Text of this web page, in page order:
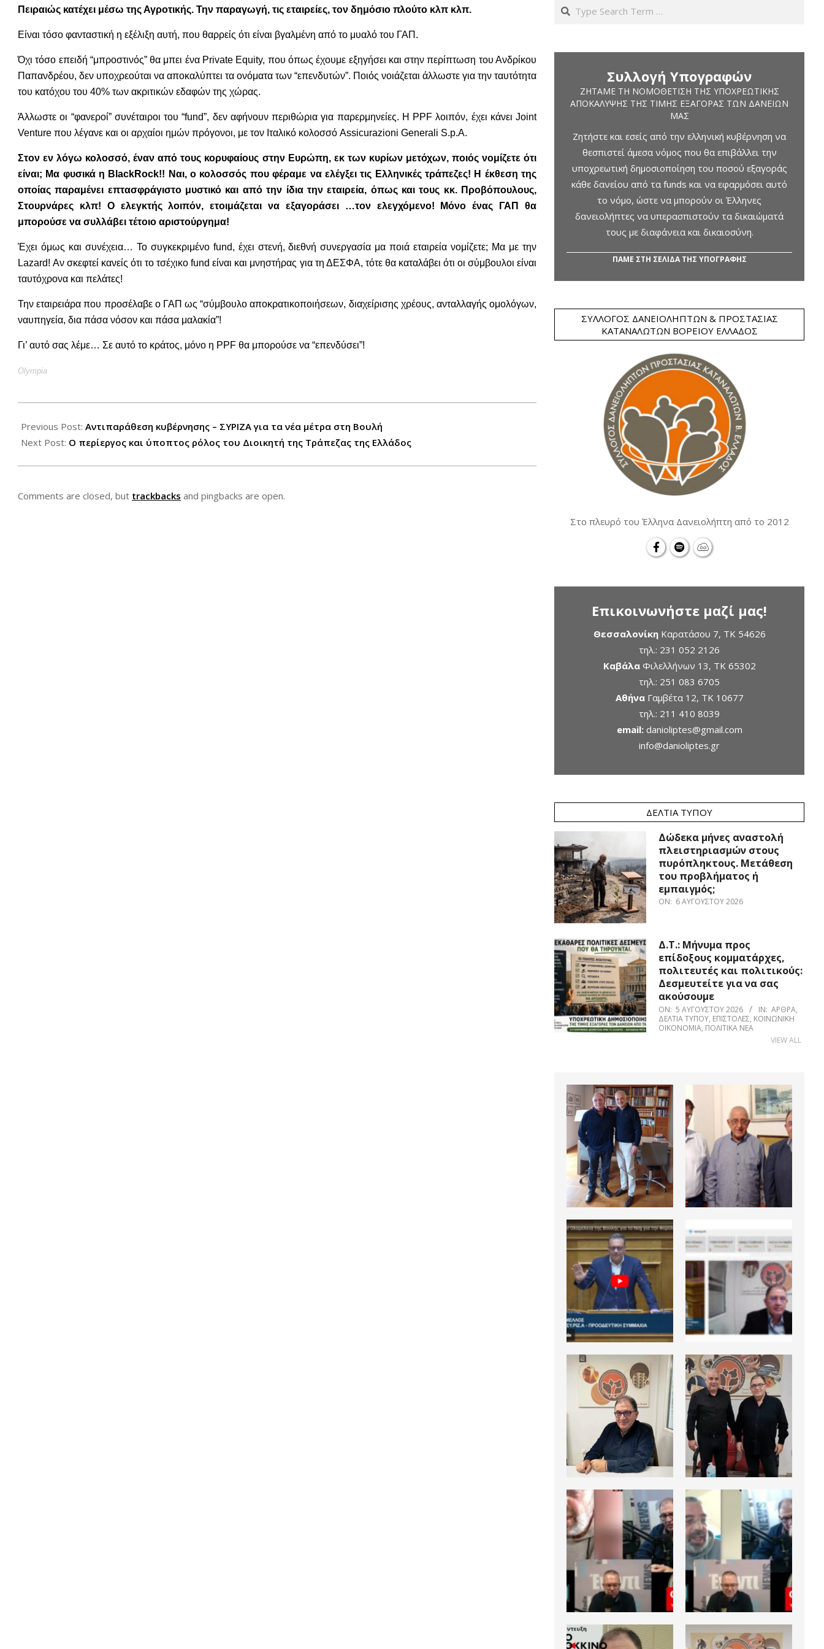
Πειραιώς κατέχει μέσω της Αγροτικής. Την παραγωγή, τις εταιρείες, τον δημόσιο πλούτο κλπ κλπ.
Είναι τόσο φανταστική η εξέλιξη αυτή, που θαρρείς ότι είναι βγαλμένη από το μυαλό του ΓΑΠ.
Όχι τόσο επειδή “μπροστινός” θα μπει ένα Private Equity, που όπως έχουμε εξηγήσει και στην περίπτωση του Ανδρίκου
Παπανδρέου, δεν υποχρεούται να αποκαλύπτει τα ονόματα των “επενδυτών”. Ποιός νοιάζεται άλλωστε για την ταυτότητα
του κατόχου του 40% των ακριτικών εδαφών της χώρας.
Άλλωστε οι “φανεροί” συνέταιροι του “fund”, δεν αφήνουν περιθώρια για παρερμηνείες. Η PPF λοιπόν, έχει κάνει Joint
Venture που λέγανε και οι αρχαίοι ημών πρόγονοι, με τον Ιταλικό κολοσσό Assicurazioni Generali S.p.A.
Στον εν λόγω κολοσσό, έναν από τους κορυφαίους στην Ευρώπη, εκ των κυρίων μετόχων, ποιός νομίζετε ότι
είναι; Μα φυσικά η BlackRock!! Ναι, ο κολοσσός που φέραμε να ελέγξει τις Ελληνικές τράπεζες! Η έκθεση της
οποίας παραμένει επτασφράγιστο μυστικό και από την ίδια την εταιρεία, όπως και τους κκ. Προβόπουλους,
Στουρνάρες κλπ! Ο ελεγκτής λοιπόν, ετοιμάζεται να εξαγοράσει …τον ελεγχόμενο! Μόνο ένας ΓΑΠ θα
μπορούσε να συλλάβει τέτοιο αριστούργημα!
Έχει όμως και συνέχεια… Το συγκεκριμένο fund, έχει στενή, διεθνή συνεργασία μα ποιά εταιρεία νομίζετε; Μα με την
Lazard! Αν σκεφτεί κανείς ότι το τσέχικο fund είναι και μνηστήρας για τη ΔΕΣΦΑ, τότε θα καταλάβει ότι οι σύμβουλοι είναι
ταυτόχρονα και πελάτες!
Την εταιρειάρα που προσέλαβε ο ΓΑΠ ως “σύμβουλο αποκρατικοποιήσεων, διαχείρισης χρέους, ανταλλαγής ομολόγων,
ναυπηγεία, δια πάσα νόσον και πάσα μαλακία”!
Γι’ αυτό σας λέμε… Σε αυτό το κράτος, μόνο η PPF θα μπορούσε να “επενδύσει”!
Olympia
11-
06
Previous Post: Αντιπαράθεση κυβέρνησης – ΣΥΡΙΖΑ για τα νέα μέτρα στη Βουλή
Next Post: Ο περίεργος και ύποπτος ρόλος του Διοικητή της Τράπεζας της Ελλάδος
Comments are closed, but trackbacks and pingbacks are open.
Search
Συλλογή Υπογραφών
ΖΗΤΆΜΕ ΤΗ ΝΟΜΟΘΈΤΙΣΗ ΤΗΣ ΥΠΟΧΡΕΩΤΙΚΉΣ
ΑΠΟΚΆΛΥΨΗΣ ΤΗΣ ΤΙΜΉΣ ΕΞΑΓΟΡΆΣ ΤΩΝ ΔΑΝΕΊΩΝ
ΜΑΣ
Ζητήστε και εσείς από την ελληνική κυβέρνηση να
θεσπιστεί άμεσα νόμος που θα επιβάλλει την
υποχρεωτική δημοσιοποίηση του ποσού εξαγοράς
κάθε δανείου από τα funds και να εφαρμόσει αυτό
το νόμο, ώστε να μπορούν οι Έλληνες
δανειολήπτες να υπερασπιστούν τα δικαιώματά
τους με διαφάνεια και δικαιοσύνη.
ΠΑΜΕ ΣΤΗ ΣΕΛΙΔΑ ΤΗΣ ΥΠΟΓΡΑΦΗΣ
ΣΎΛΛΟΓΟΣ ΔΑΝΕΙΟΛΗΠΤΏΝ & ΠΡΟΣΤΑΣΊΑΣ
ΚΑΤΑΝΑΛΩΤΏΝ ΒΟΡΕΊΟΥ ΕΛΛΆΔΟΣ
Στο πλευρό του Έλληνα Δανειολήπτη από το 2012
Επικοινωνήστε μαζί μας!
ΘεσσαλονίκηΚαρατάσου 7, TK 54626
τηλ.: 231 052 2126
ΚαβάλαΦιλελλήνων 13, ΤΚ 65302
τηλ.: 251 083 6705
ΑθήναΓαμβέτα 12, ΤΚ 10677
τηλ.: 211 410 8039
email: danioliptes@gmail.com
info@danioliptes.gr
ΔΕΛΤΊΑ ΤΎΠΟΥ
Δώδεκα μήνες αναστολή
πλειστηριασμών στους
πυρόπληκτους. Μετάθεση
του προβλήματος ή
εμπαιγμός;
ON: 6 ΑΥΓΟΎΣΤΟΥ 2026
Δ.Τ.: Μήνυμα προς
επίδοξους κομματάρχες,
πολιτευτές και πολιτικούς:
Δεσμευτείτε για να σας
ακούσουμε
ON: 5 ΑΥΓΟΎΣΤΟΥ 2026 IN: ΆΡΘΡΑ,
ΔΕΛΤΊΑ ΤΎΠΟΥ, ΕΠΙΣΤΟΛΈΣ, ΚΟΙΝΩΝΙΚΉ
ΟΙΚΟΝΟΜΊΑ, ΠΟΛΙΤΙΚΆ ΝΈΑ
VIEW ALL